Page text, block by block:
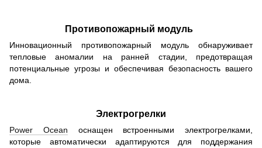
Противопожарный модуль
Инновационный противопожарный модуль обнаруживает
тепловые аномалии на ранней стадии, предотвращая
потенциальные угрозы и обеспечивая безопасность вашего
дома.
Электрогрелки
Power Ocean оснащен встроенными электрогрелками,
которые автоматически адаптируются для поддержания